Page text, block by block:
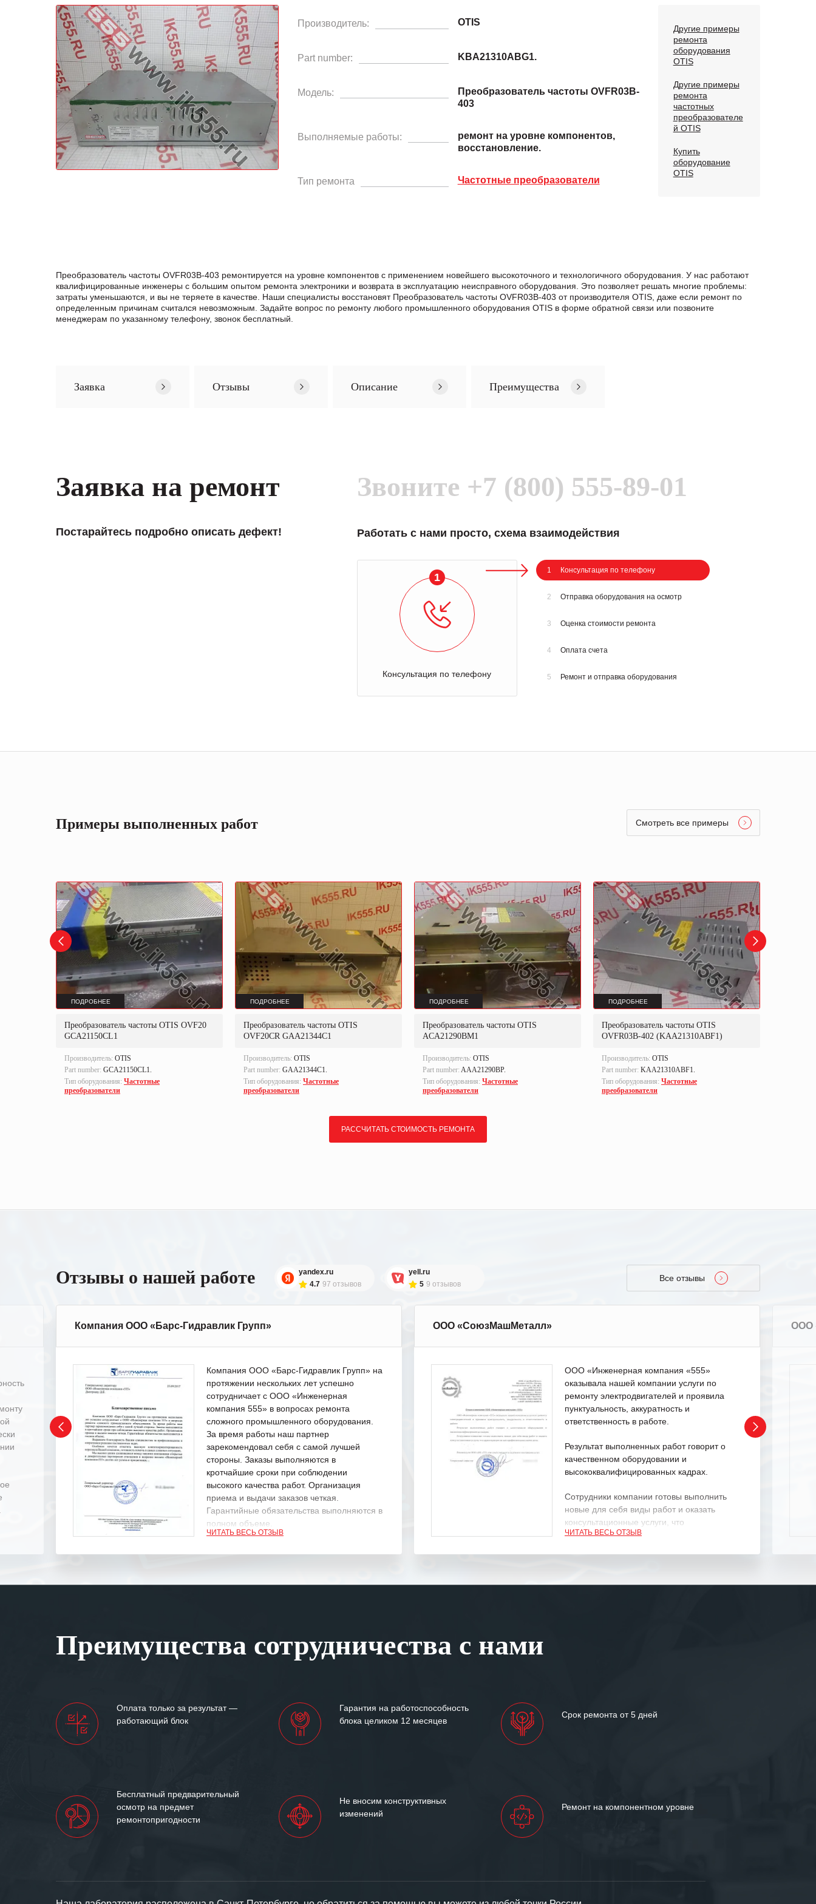
Производитель: OTIS
Part number: KBA21310ABG1.
Модель:
Преобразователь частоты OVFR03B-
403
Выполняемые работы:
ремонт на уровне компонентов,
восстановление.
Тип ремонта Частотные преобразователи
Другие примеры
ремонта
оборудования
OTIS
Другие примеры
ремонта
частотных
преобразователе
й OTIS
Купить
оборудование
OTIS
Преобразователь частоты OVFR03B-403 ремонтируется на уровне компонентов с применением новейшего высокоточного и технологичного оборудования. У нас работают
квалифицированные инженеры с большим опытом ремонта электроники и возврата в эксплуатацию неисправного оборудования. Это позволяет решать многие проблемы:
затраты уменьшаются, и вы не теряете в качестве. Наши специалисты восстановят Преобразователь частоты OVFR03B-403 от производителя OTIS, даже если ремонт по
определенным причинам считался невозможным. Задайте вопрос по ремонту любого промышленного оборудования OTIS в формe обратной связи или позвоните
менеджерам по указанному телефону, звонок бесплатный.
Заявка Отзывы Описание Преимущества
Заявка на ремонт
Постарайтесь подробно описать дефект!
Звоните +7 (800) 555-89-01
Работать с нами просто, схема взаимодействия
1
Консультация по телефону
1 Консультация по телефону
2 Отправка оборудования на осмотр
3 Оценка стоимости ремонта
4 Оплата счета
5 Ремонт и отправка оборудования
Примеры выполненных работ Смотреть все примеры
ПОДРОБНЕЕ
Преобразователь частоты OTIS OVF20
GCA21150CL1
Производитель: OTIS
Part number: GCA21150CL1.
Тип оборудования: Частотные
преобразователи
ПОДРОБНЕЕ
Преобразователь частоты OTIS
OVF20CR GAA21344C1
Производитель: OTIS
Part number: GAA21344C1.
Тип оборудования: Частотные
преобразователи
ПОДРОБНЕЕ
Преобразователь частоты OTIS
ACA21290BM1
Производитель: OTIS
Part number: AAA21290BP.
Тип оборудования: Частотные
преобразователи
ПОДРОБНЕЕ
Преобразователь частоты OTIS
OVFR03B-402 (KAA21310ABF1)
Производитель: OTIS
Part number: KAA21310ABF1.
Тип оборудования: Частотные
преобразователи
РАССЧИТАТЬ СТОИМОСТЬ РЕМОНТА
Отзывы о нашей работе
yandex.ru
4.7 97 отзывов
yell.ru
5 9 отзывов
Все отзывы
Компания ООО «Барс-Гидравлик Групп»
Компания ООО «Барс-Гидравлик Групп» на
протяжении нескольких лет успешно
сотрудничает с ООО «Инженерная
компания 555» в вопросах ремонта
сложного промышленного оборудования.
За время работы наш партнер
зарекомендовал себя с самой лучшей
стороны. Заказы выполняются в
кротчайшие сроки при соблюдении
высокого качества работ. Организация
приема и выдачи заказов четкая.
Гарантийные обязательства выполняются в
полном объеме.
Мы высоко ценим сложившиеся между
«555» долгих лет успеха и процветания.
ЧИТАТЬ ВЕСЬ ОТЗЫВ
ООО «СоюзМашМеталл»
ООО «Инженерная компания «555»
оказывала нашей компании услуги по
ремонту электродвигателей и проявила
пунктуальность, аккуратность и
ответственность в работе.
Результат выполненных работ говорит о
качественном оборудовании и
высококвалифицированных кадрах.
Сотрудники компании готовы выполнить
новые для себя виды работ и оказать
консультационные услуги, что
характеризует их как профессионалов
ответственного и надежного поставщика
ЧИТАТЬ ВЕСЬ ОТЗЫВ
ООО
Преимущества сотрудничества с нами
Оплата только за результат —
работающий блок
Гарантия на работоспособность
блока целиком 12 месяцев
Срок ремонта от 5 дней
Бесплатный предварительный
осмотр на предмет
ремонтопригодности
Не вносим конструктивных
изменений
Ремонт на компонентном уровне